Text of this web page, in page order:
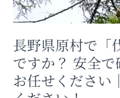
コ
ツ
長野県原村で「
ですか？ 安全
お任せください
者」
を
お
探
し
で
す